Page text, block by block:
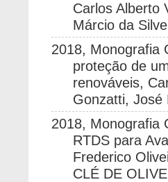
Carlos Alberto
Márcio da
2018, Monografia
proteção de
renováveis,
Gonzatti, José
2018, Monografia
RTDS para
Frederico
CLÉ DE